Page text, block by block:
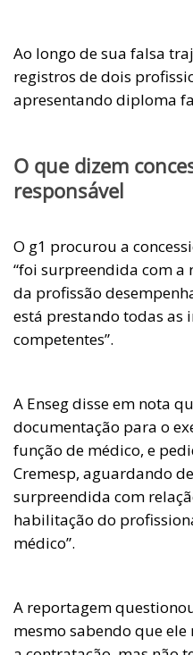
Ao longo de sua falsa
registros de dois
apresentando diploma
O que dizem
responsável
O g1 procurou a
“foi surpreendida com a
da profissão
está prestando todas as
competentes”.
A Enseg disse em nota
documentação para o
função de médico, e
Cremesp, aguardando
surpreendida com
habilitação do
médico”.
A reportagem
mesmo sabendo que